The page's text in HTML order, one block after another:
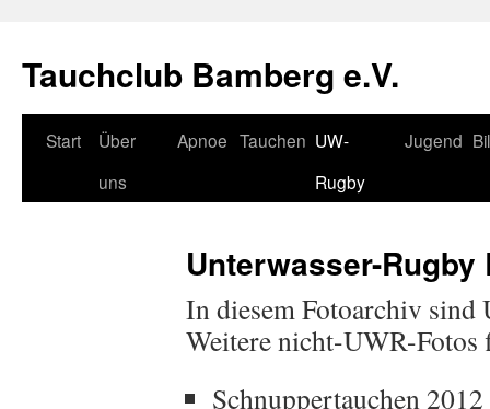
Tauchclub Bamberg e.V.
Start
Über
uns
Apnoe Tauchen UW-
Rugby
Jugend
Unterwasser-Rugby
In diesem Fotoarchiv
Weitere nicht-UWR-
Schnuppertauchen 2012